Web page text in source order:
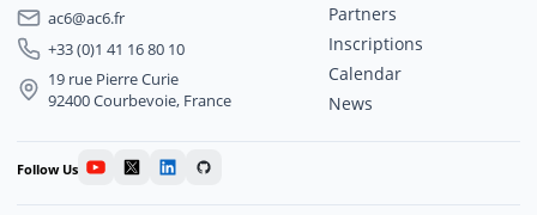
ac6@ac6.fr
+33 (0)1 41 16 80 10
19 rue Pierre Curie
92400 Courbevoie, France
Partners
Inscriptions
Calendar
News
Follow Us